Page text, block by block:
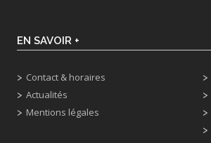
EN SAVOIR +
Contact & horaires
Actualités
Mentions légales